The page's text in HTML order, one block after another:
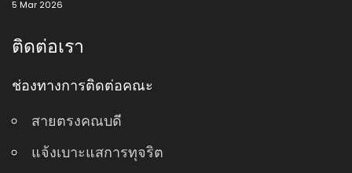
5 Mar 2026
ติดต่อเรา
ช่องทางการติดต่อคณะ
สายตรงคณบดี
แจ้งเบาะแสการทุจริต